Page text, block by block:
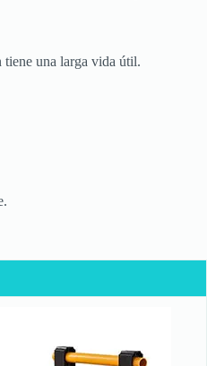
tiene una larga vida útil.